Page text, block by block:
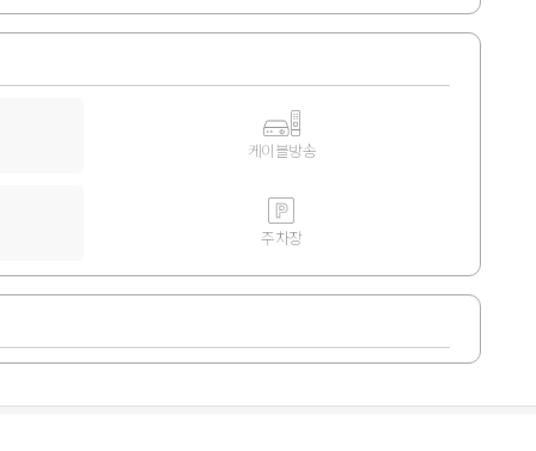
케이블방송
주차장